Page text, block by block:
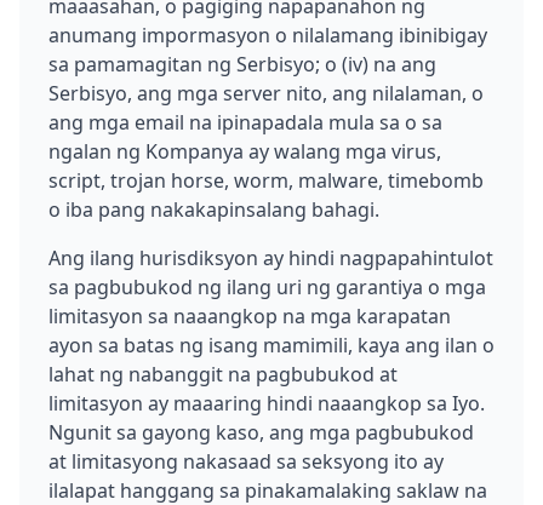
maaasahan, o pagiging napapanahon ng
anumang impormasyon o nilalamang ibinibigay
sa pamamagitan ng Serbisyo; o (iv) na ang
Serbisyo, ang mga server nito, ang nilalaman, o
ang mga email na ipinapadala mula sa o sa
ngalan ng Kompanya ay walang mga virus,
script, trojan horse, worm, malware, timebomb
o iba pang nakakapinsalang bahagi.
Ang ilang hurisdiksyon ay hindi nagpapahintulot
sa pagbubukod ng ilang uri ng garantiya o mga
limitasyon sa naaangkop na mga karapatan
ayon sa batas ng isang mamimili, kaya ang ilan o
lahat ng nabanggit na pagbubukod at
limitasyon ay maaaring hindi naaangkop sa Iyo.
Ngunit sa gayong kaso, ang mga pagbubukod
at limitasyong nakasaad sa seksyong ito ay
ilalapat hanggang sa pinakamalaking saklaw na